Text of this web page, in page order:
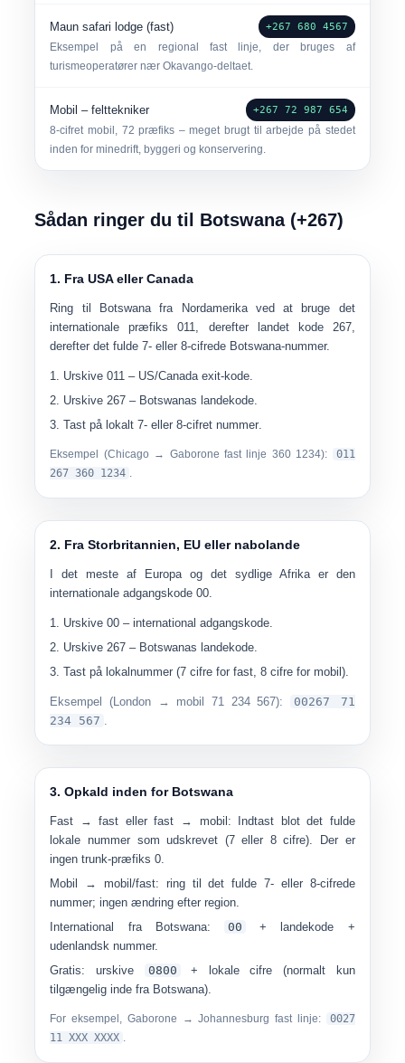
Maun safari lodge (fast) +267 680 4567
Eksempel på en regional fast linje, der bruges af
turismeoperatører nær Okavango-deltaet.
Mobil – felttekniker +267 72 987 654
8-cifret mobil, 72 præfiks – meget brugt til arbejde på stedet
inden for minedrift, byggeri og konservering.
Sådan ringer du til Botswana (+267)
1. Fra USA eller Canada
Ring til Botswana fra Nordamerika ved at bruge det
internationale præfiks011, derefter landet kode 267,
derefter det fulde 7- eller 8-cifrede Botswana-nummer.
Urskive011 – US/Canada exit-kode.
Urskive267 – Botswanas landekode.
Tast på lokalt 7- eller 8-cifret nummer.
Eksempel (Chicago → Gaborone fast linje 360 ​​1234):
011
267 360 1234 .
2. Fra Storbritannien, EU eller nabolande
I det meste af Europa og det sydlige Afrika er den
internationale adgangskode00.
Urskive00 – international adgangskode.
Urskive267 – Botswanas landekode.
Tast på lokalnummer (7 cifre for fast, 8 cifre for mobil).
Eksempel (London → mobil 71 234 567):
00267 71
234 567 .
3. Opkald inden for Botswana
Fast → fast eller fast → mobil: Indtast blot det fulde
lokale nummer som udskrevet (7 eller 8 cifre). Der er
ingen trunk-præfiks 0.
Mobil → mobil/fast: ring til det fulde 7- eller 8-cifrede
nummer; ingen ændring efter region.
International fra Botswana:
00
+ landekode +
udenlandsk nummer.
Gratis: urskive 0800
+ lokale cifre (normalt kun
tilgængelig inde fra Botswana).
For eksempel, Gaborone → Johannesburg fast linje:
0027
11 XXX XXXX .